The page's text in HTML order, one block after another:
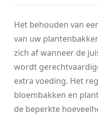
Het behouden van
van uw
zich af wanneer de
wordt
extra voeding. Het
bloembakken en
de beperkte